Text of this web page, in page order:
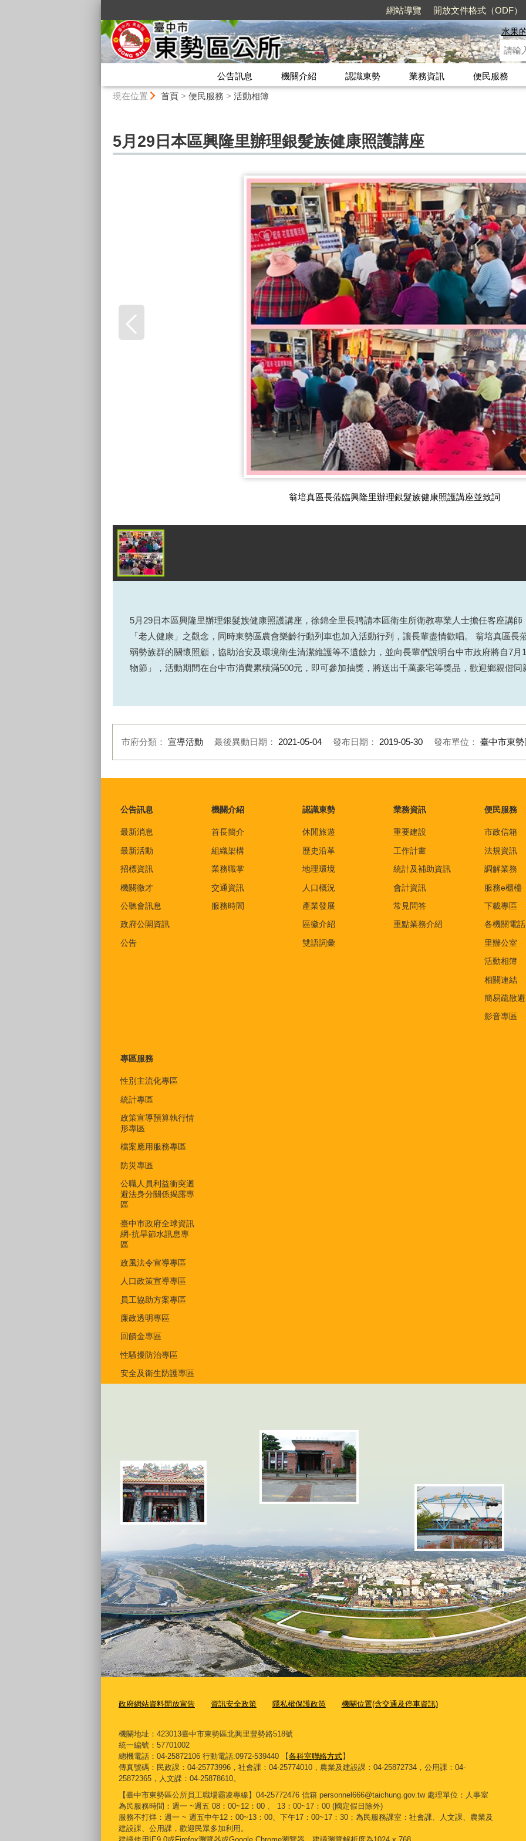
網站導覽 開放文件格式（ODF）
水果
公告訊息 機關介紹 認識東勢 業務資訊
便民服務
現在位置 首頁> 便民服務 > 活動相簿
5月29日本區興隆里辦理銀髮族健康照護講座
翁培真區長蒞臨興隆里辦理銀髮族健康照護講座並致詞
5月 29日本區興隆里辦理銀髮族健康照護講座，徐錦全里長聘請本區衛生所衛教專業人士擔任客座講
「老人健康」之觀念，同時東勢區農會樂齡行動列車也加入活動行列，讓長輩盡情歡唱。 翁培真區長
弱勢族群的關懷照顧，協助治安及環境衛生清潔維護等不遺餘力，並向長輩們說明台中市政府將自7月
物節」，活動期間在台中市消費累積滿500元，即可參加抽獎，將送出千萬豪宅等獎品，歡迎鄉親偕
市府分類： 宣導活動 最後異動日期： 2021-05-04 發布日期： 2019-05-30 發布單位： 臺中市東
公告訊息
最新消息
最新活動
招標資訊
機關徵才
公聽會訊息
政府公開資訊
公告
機關介紹
首長簡介
組織架構
業務職掌
交通資訊
服務時間
認識東勢
休閒旅遊
歷史沿革
地理環境
人口概況
產業發展
區徽介紹
雙語詞彙
業務資訊
重要建設
工作計畫
統計及補助資訊
會計資訊
常見問答
重點業務介紹
便民服務
市政信箱
法規資訊
調解業務
服務e櫃檯
下載專區
各機關電話
里辦公室
活動相簿
相關連結
簡易疏散
影音專區
專區服務
性別主流化專區
統計專區
政策宣導預算執行情
形專區
檔案應用服務專區
防災專區
公職人員利益衝突迴
避法身分關係揭露專
區
臺中市政府全球資訊
網-抗旱節水訊息專
區
政風法令宣導專區
人口政策宣導專區
員工協助方案專區
廉政透明專區
回饋金專區
性騷擾防治專區
安全及衛生防護專區
政府網站資料開放宣告 資訊安全政策 隱私權保護政策 機關位置(含交通及停車資訊)
機關地址：423013臺中市東勢區北興里豐勢路518號
統一編號：57701002
總機電話：04-25872106 行動電話:0972-539440 【各科室聯絡方式】
傳真號碼：民政課：04-25773996，社會課：04-25774010，農業及建設課：04-25872734，公用課：04-
25872365，人文課：04-25878610。
【臺中市東勢區公所員工職場霸凌專線】04-25772476 信箱 personnel666@taichung.gov.tw 處理單位：人事室
為民服務時間：週一 ~週五 08：00~12：00 、 13：00~17：00 (國定假日除外)
服務不打烊：週一 ~ 週五中午12：00~13：00、下午17：00~17：30；為民服務課室：社會課、人文課、農業及
建設課、公用課，歡迎民眾多加利用。